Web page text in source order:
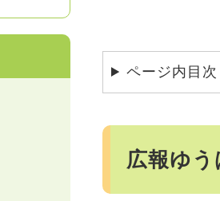
ページ内目次
広報ゆう